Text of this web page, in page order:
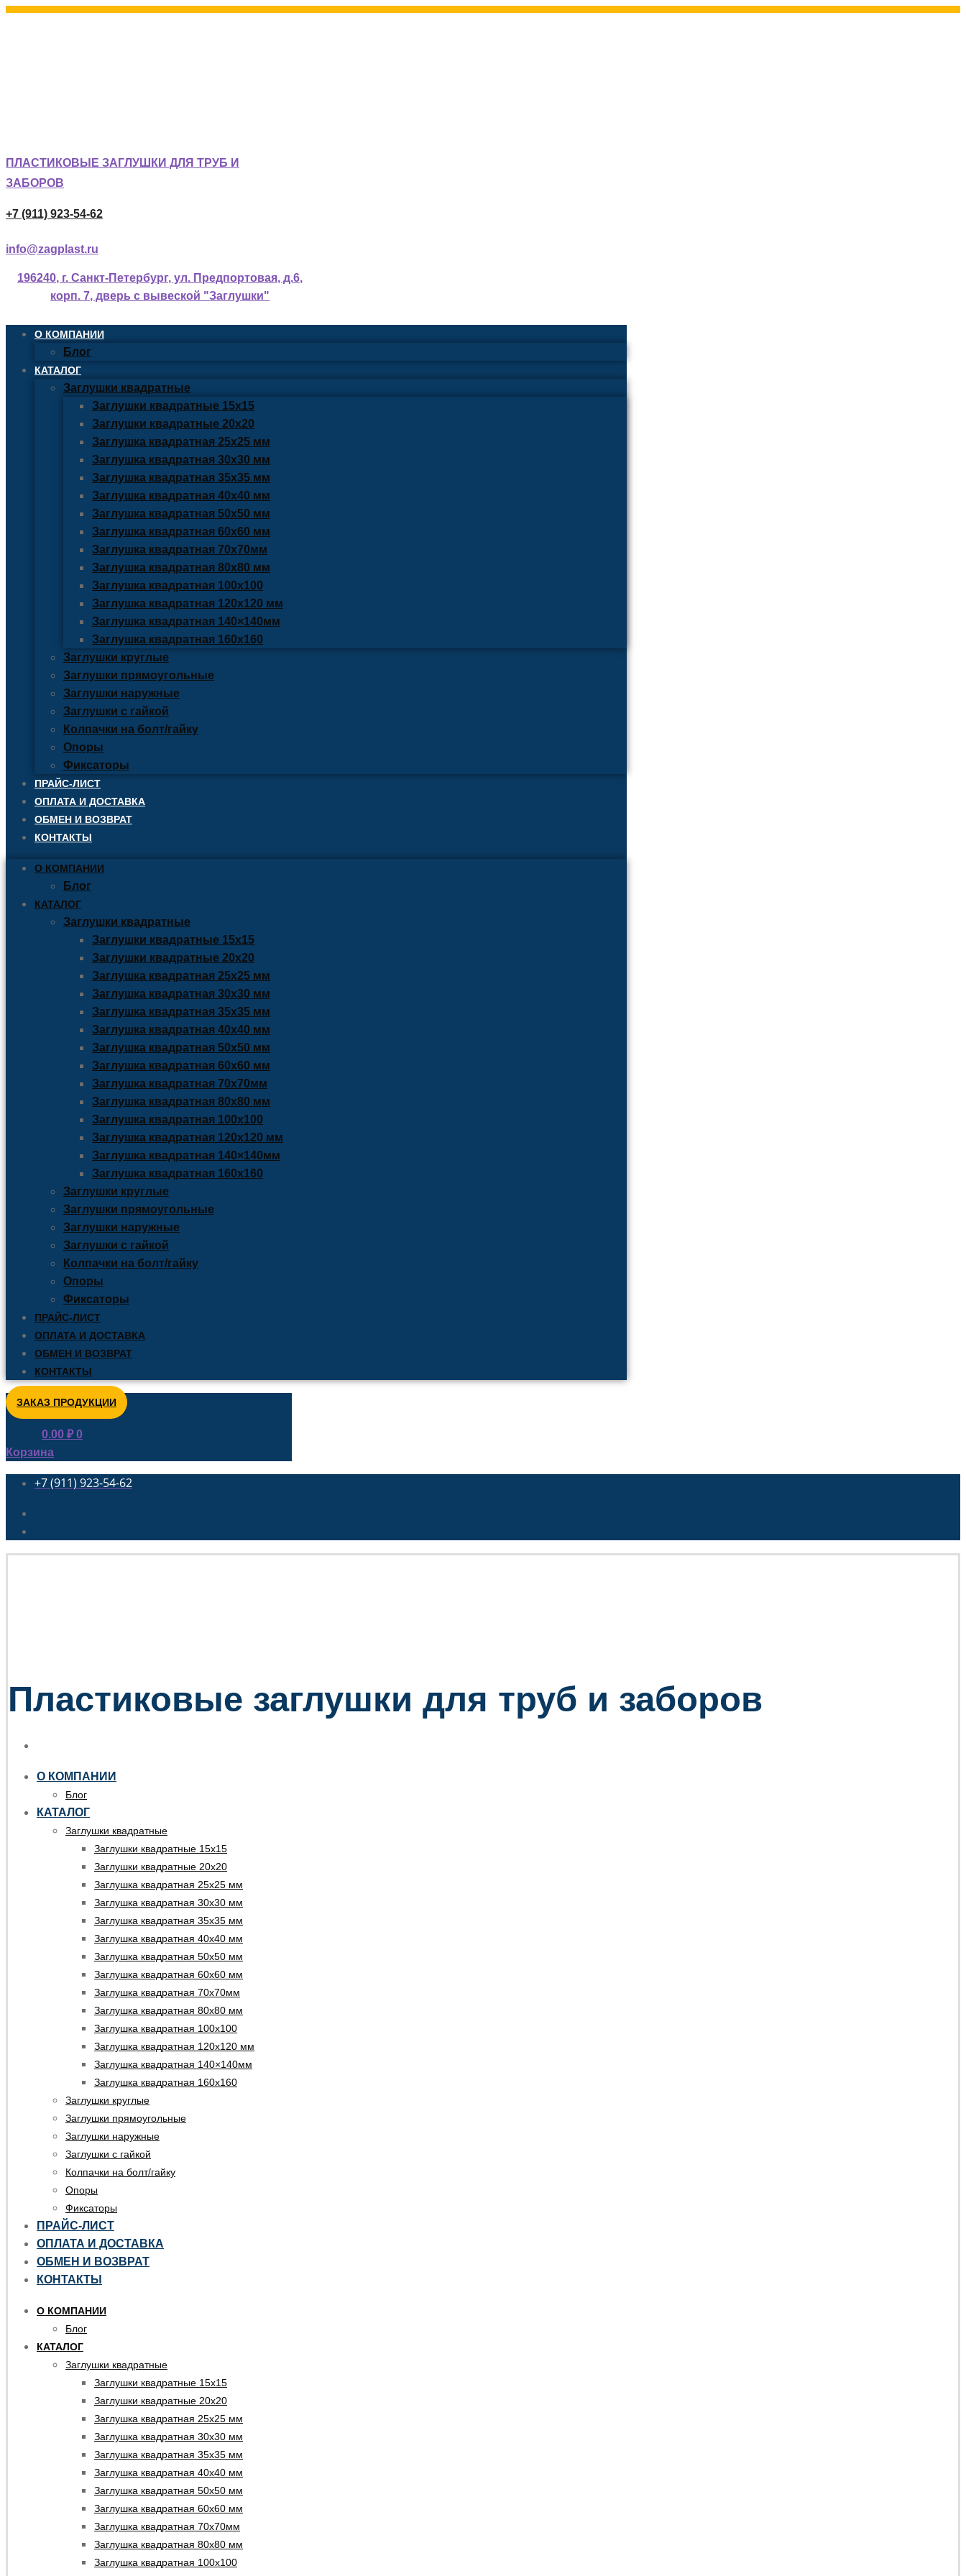
ПЛАСТИКОВЫЕ ЗАГЛУШКИ ДЛЯ ТРУБ И
ЗАБОРОВ
+7 (911) 923-54-62
info@zagplast.ru
196240, г. Санкт-Петербург, ул. Предпортовая, д.6,
корп. 7, дверь с вывеской "Заглушки"
О КОМПАНИИ
Блог
КАТАЛОГ
Заглушки квадратные
Заглушки квадратные 15х15
Заглушки квадратные 20х20
Заглушка квадратная 25х25 мм
Заглушка квадратная 30х30 мм
Заглушка квадратная 35х35 мм
Заглушка квадратная 40х40 мм
Заглушка квадратная 50х50 мм
Заглушка квадратная 60х60 мм
Заглушка квадратная 70х70мм
Заглушка квадратная 80х80 мм
Заглушка квадратная 100х100
Заглушка квадратная 120х120 мм
Заглушка квадратная 140×140мм
Заглушка квадратная 160х160
Заглушки круглые
Заглушки прямоугольные
Заглушки наружные
Заглушки с гайкой
Колпачки на болт/гайку
Опоры
Фиксаторы
ПРАЙС-ЛИСТ
ОПЛАТА И ДОСТАВКА
ОБМЕН И ВОЗВРАТ
КОНТАКТЫ
О КОМПАНИИ
Блог
КАТАЛОГ
Заглушки квадратные
Заглушки квадратные 15х15
Заглушки квадратные 20х20
Заглушка квадратная 25х25 мм
Заглушка квадратная 30х30 мм
Заглушка квадратная 35х35 мм
Заглушка квадратная 40х40 мм
Заглушка квадратная 50х50 мм
Заглушка квадратная 60х60 мм
Заглушка квадратная 70х70мм
Заглушка квадратная 80х80 мм
Заглушка квадратная 100х100
Заглушка квадратная 120х120 мм
Заглушка квадратная 140×140мм
Заглушка квадратная 160х160
Заглушки круглые
Заглушки прямоугольные
Заглушки наружные
Заглушки с гайкой
Колпачки на болт/гайку
Опоры
Фиксаторы
ПРАЙС-ЛИСТ
ОПЛАТА И ДОСТАВКА
ОБМЕН И ВОЗВРАТ
КОНТАКТЫ
ЗАКАЗ ПРОДУКЦИИ
0.00 ₽ 0
Корзина
+7 (911) 923-54-62
Пластиковые заглушки для труб и заборов
О КОМПАНИИ
Блог
КАТАЛОГ
Заглушки квадратные
Заглушки квадратные 15х15
Заглушки квадратные 20х20
Заглушка квадратная 25х25 мм
Заглушка квадратная 30х30 мм
Заглушка квадратная 35х35 мм
Заглушка квадратная 40х40 мм
Заглушка квадратная 50х50 мм
Заглушка квадратная 60х60 мм
Заглушка квадратная 70х70мм
Заглушка квадратная 80х80 мм
Заглушка квадратная 100х100
Заглушка квадратная 120х120 мм
Заглушка квадратная 140×140мм
Заглушка квадратная 160х160
Заглушки круглые
Заглушки прямоугольные
Заглушки наружные
Заглушки с гайкой
Колпачки на болт/гайку
Опоры
Фиксаторы
ПРАЙС-ЛИСТ
ОПЛАТА И ДОСТАВКА
ОБМЕН И ВОЗВРАТ
КОНТАКТЫ
О КОМПАНИИ
Блог
КАТАЛОГ
Заглушки квадратные
Заглушки квадратные 15х15
Заглушки квадратные 20х20
Заглушка квадратная 25х25 мм
Заглушка квадратная 30х30 мм
Заглушка квадратная 35х35 мм
Заглушка квадратная 40х40 мм
Заглушка квадратная 50х50 мм
Заглушка квадратная 60х60 мм
Заглушка квадратная 70х70мм
Заглушка квадратная 80х80 мм
Заглушка квадратная 100х100